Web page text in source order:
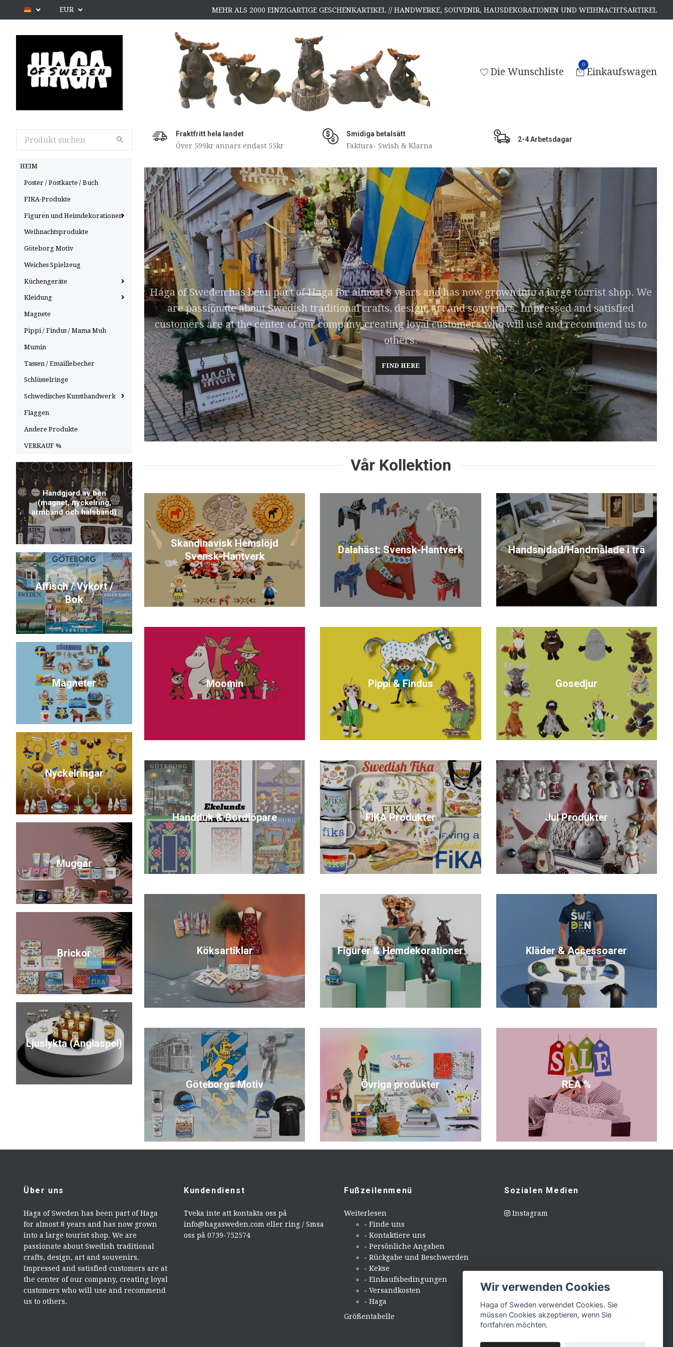
EUR MEHR ALS 2000 EINZIGARTIGE GESCHENKARTIKEL // HANDWERKE, SOUVENIR, HAUSDEKORATIONEN UND WEIHNACHTSARTIKEL
Die Wunschliste
0
Einkaufswagen
HEIM
Poster / Postkarte / Buch
FIKA-Produkte
Figuren und Heimdekorationen
Weihnachtsprodukte
Göteborg Motiv
Weiches Spielzeug
Küchengeräte
Kleidung
Magnete
Pippi / Findus / Mama Muh
Mumin
Tassen / Emaillebecher
Schlüsselringe
Schwedisches Kunsthandwerk
Flaggen
Andere Produkte
VERKAUF %
Handgjord av ben
(magnet, nyckelring,
armband och halsband)
Affisch / Vykort /
Bok
Magneter
Nyckelringar
Muggar
Brickor
Ljuslykta (Änglaspel)
Fraktfritt hela landet
Över 599kr annars endast 55kr
Smidiga betalsätt
Faktura- Swish & Klarna
2-4 Arbetsdagar
Haga of Sweden has been part of Haga for almost 8 years and has now grown into a large tourist shop. We
are passionate about Swedish traditional crafts, design, art and souvenirs. Impressed and satisfied
customers are at the center of our company, creating loyal customers who will use and recommend us to
others.
FIND HERE
Skandinavisk Hemslöjd
Svensk-Hantverk
Dalahäst: Svensk-Hantverk Handsnidad/Handmålade i trä
Moomin Pippi & Findus Gosedjur
Handduk & Bordlöpare FIKA Produkter Jul Produkter
Köksartiklar Figurer & Hemdekorationer Kläder & Accessoarer
Göteborgs Motiv Övriga produkter REA %
Über uns
Haga of Sweden has been part of Haga
for almost 8 years and has now grown
into a large tourist shop. We are
passionate about Swedish traditional
crafts, design, art and souvenirs.
Impressed and satisfied customers are at
the center of our company, creating loyal
customers who will use and recommend
us to others.
Kundendienst
Tveka inte att kontakta oss på
info@hagasweden.com eller ring / Smsa
oss på 0739-752574
Fußzeilenmenü
Weiterlesen
- Finde uns
- Kontaktiere uns
- Persönliche Angaben
- Rückgabe und Beschwerden
- Kekse
- Einkaufsbedingungen
- Versandkosten
- Haga
Größentabelle
Sozialen Medien
Instagram
Wir verwenden Cookies
Haga of Sweden verwendet Cookies. Sie
müssen Cookies akzeptieren, wenn Sie
fortfahren möchten.